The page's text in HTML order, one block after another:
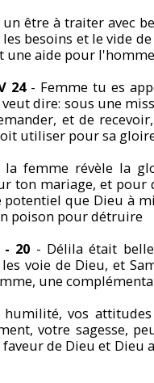
être à traiter avec
besoins et le vide
une aide pour l'homme
24- Femme tu es
dire: sous une
et de
utiliser pour sa
la femme révèle la
ton mariage, et pour
que Dieu à
poison pour détruire
- 20 - Délila était
voie de Dieu, et
une
humilité, vos
votre sagesse,
de Dieu et Dieu